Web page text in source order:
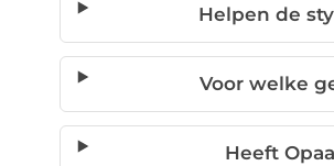
Helpen de
Voor welke
Heeft